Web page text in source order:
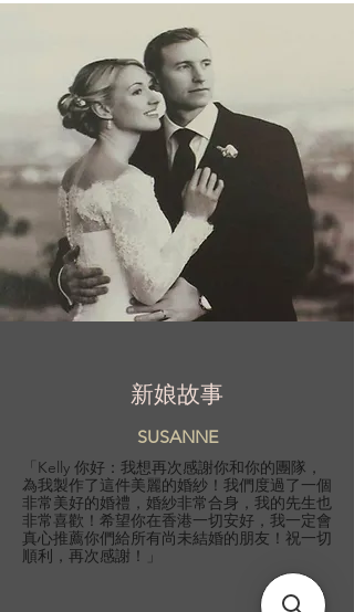
新娘故事
SUSANNE
「Kelly 你好：我想再次感謝你和你的團隊，
為我製作了這件美麗的婚紗！我們度過了一個
非常美好的婚禮，婚紗非常合身，我的先生也
非常喜歡！希望你在香港一切安好，我一定會
真心推薦你們給所有尚未結婚的朋友！祝一切
順利，再次感謝！」